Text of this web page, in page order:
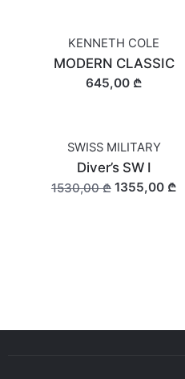
KENNETH COLE
MODERN CLASSIC
645,00 ₾
OUT OF STOCK
SWISS MILITARY
Diver’s SW I
1530,00 ₾1355,00 ₾